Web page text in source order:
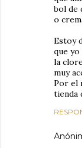
bol de
o
Estoy
que
la
muy
Por el
tienda